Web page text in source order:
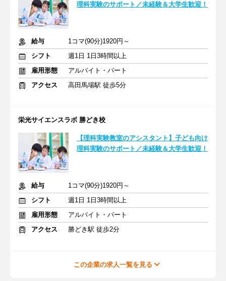
理科実験のサポート／未経験＆大学生歓迎！
給与
1コマ(90分)1920円～
シフト
週1日 1日3時間以上
雇用形態
アルバイト・パート
アクセス
高田馬場駅 徒歩5分
栄光サイエンスラボ 勝どき校
【理科実験教室のアシスタント】子ども向け
理科実験のサポート／未経験＆大学生歓迎！
給与
1コマ(90分)1920円～
シフト
週1日 1日3時間以上
雇用形態
アルバイト・パート
アクセス
勝どき駅 徒歩2分
この企業の求人一覧を見る